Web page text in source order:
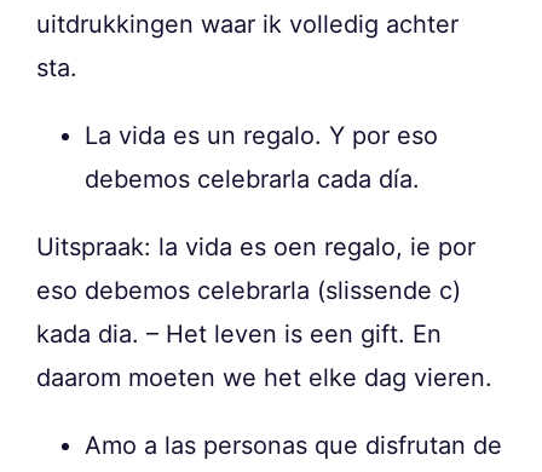
uitdrukkingen waar ik volledig achter
sta.
La vida es un regalo. Y por eso
debemos celebrarla cada día.
Uitspraak: la vida es oen regalo, ie por
eso debemos celebrarla (slissende c)
kada dia. – Het leven is een gift. En
daarom moeten we het elke dag vieren.
Amo a las personas que disfrutan de